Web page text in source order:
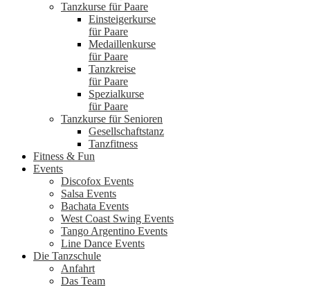
Tanzkurse für Paare
Einsteigerkurse
für Paare
Medaillenkurse
für Paare
Tanzkreise
für Paare
Spezialkurse
für Paare
Tanzkurse für Senioren
Gesellschaftstanz
Tanzfitness
Fitness & Fun
Events
Discofox Events
Salsa Events
Bachata Events
West Coast Swing Events
Tango Argentino Events
Line Dance Events
Die Tanzschule
Anfahrt
Das Team